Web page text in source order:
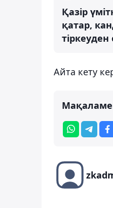
Қазір
қатар,
Айта кету